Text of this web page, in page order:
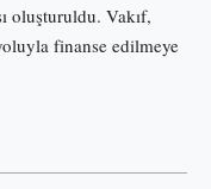
oluşturuldu. Vakıf,
finanse edilmeye